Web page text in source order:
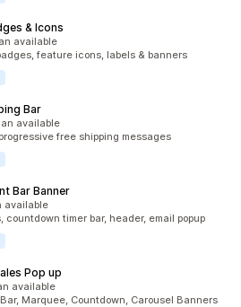
& Icons
1035
available
feature icons, labels & banners
Bar
2794
available
free shipping messages
Bar Banner
183
available
countdown timer bar, header, email popup
Pop up
1193
available
Marquee, Countdown, Carousel Banners